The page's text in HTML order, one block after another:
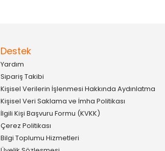
Destek
Yardım
Sipariş Takibi
Kişisel Verilerin İşlenmesi Hakkında Aydınlatma
Kişisel Veri Saklama ve İmha Politikası
İlgili Kişi Başvuru Formu (KVKK)
Çerez Politikası
Bilgi Toplumu Hizmetleri